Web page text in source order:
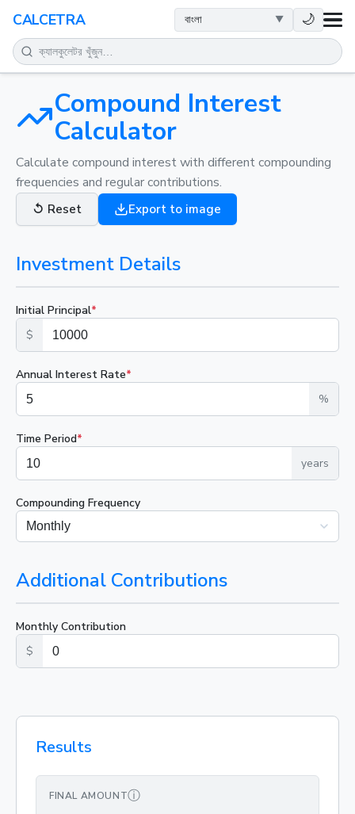
CALCETRA 🌙
গণিত
রূপান্তর
দৈনন্দিন
অন्যান্য সরঞ্জাম
Compound Interest
Calculator
Calculate compound interest with different compounding
frequencies and regular contributions.
↺ Reset Export to image
Investment Details
Initial Principal*
$
Annual Interest Rate*
%
Time Period*
years
Compounding Frequency
Additional Contributions
Monthly Contribution
$
Results
FINAL AMOUNTⓘ